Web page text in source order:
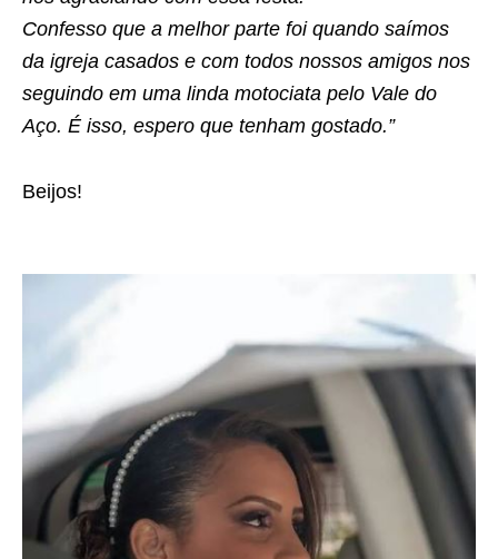
Confesso que a melhor parte foi quando saímos
da igreja casados e com todos nossos amigos nos
seguindo em uma linda motociata pelo Vale do
Aço. É isso, espero que tenham gostado.”
Beijos!